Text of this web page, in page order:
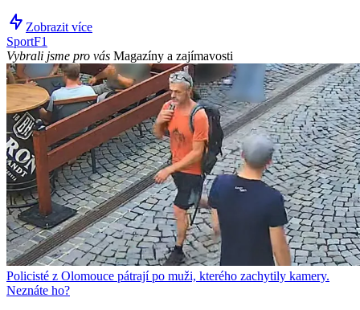
Zobrazit více
SportF1
Vybrali jsme pro vás Magazíny a zajímavosti
Policisté z Olomouce pátrají po muži, kterého zachytily kamery.
Neznáte ho?